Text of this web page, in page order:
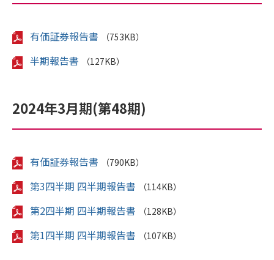
有価証券報告書 （753KB）
半期報告書 （127KB）
2024年3月期(第48期)
有価証券報告書 （790KB）
第3四半期 四半期報告書 （114KB）
第2四半期 四半期報告書 （128KB）
第1四半期 四半期報告書 （107KB）